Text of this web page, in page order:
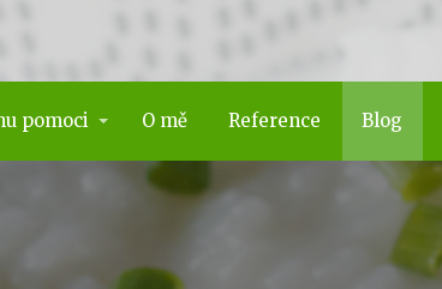
pomoci O mě Reference Blog